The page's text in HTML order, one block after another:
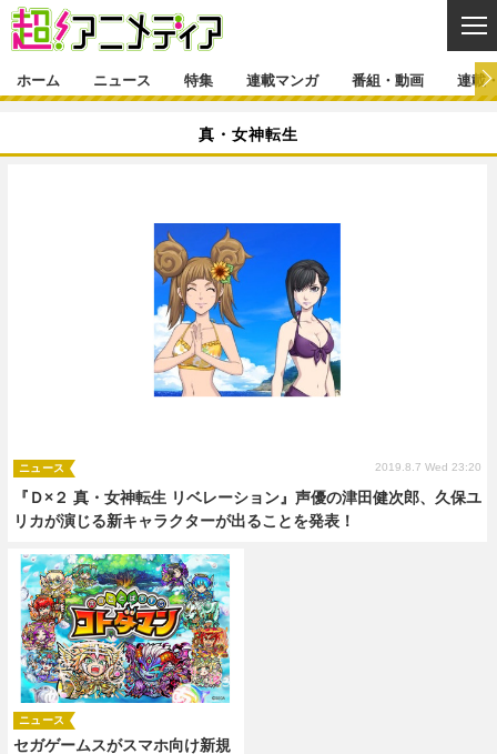
インタビュー
連載マンガ一覧
番組・動画一覧
連載・ブログ一覧
編集部ブログ・お知らせ
ホーム ニュース 特集 連載マンガ 番組・動画 連載
真・女神転生
『Ｄ×２ 真・女神転生 リベレーション』声優の津田健次郎、久保ユ
リカが演じる新キャラクターが出ることを発表！
ニュース 2019.8.7 Wed 23:20
セガゲームスがスマホ向け新規
ニュース